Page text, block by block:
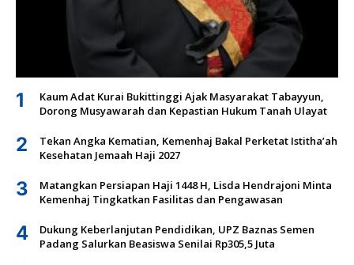
1
Kaum Adat Kurai Bukittinggi Ajak Masyarakat Tabayyun,
Dorong Musyawarah dan Kepastian Hukum Tanah Ulayat
2
Tekan Angka Kematian, Kemenhaj Bakal Perketat Istitha’ah
Kesehatan Jemaah Haji 2027
3
Matangkan Persiapan Haji 1448 H, Lisda Hendrajoni Minta
Kemenhaj Tingkatkan Fasilitas dan Pengawasan
4
Dukung Keberlanjutan Pendidikan, UPZ Baznas Semen
Padang Salurkan Beasiswa Senilai Rp305,5 Juta